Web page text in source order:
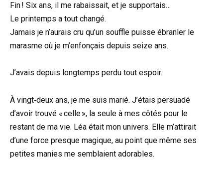
Fin ! Six ans, il me rabaissait, et je supportais…
Le printemps a tout changé.
Jamais je n’aurais cru qu’un souffle puisse ébranler le
marasme où je m’enfonçais depuis seize ans.
J’avais depuis longtemps perdu tout espoir.
À vingt‑deux ans, je me suis marié. J’étais persuadé
d’avoir trouvé « celle », la seule à mes côtés pour le
restant de ma vie. Léa était mon univers. Elle m’attirait
d’une force presque magique, au point que même ses
petites manies me semblaient adorables.